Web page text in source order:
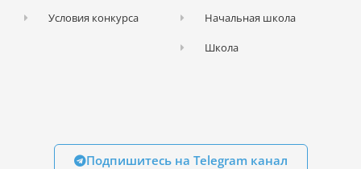
Условия конкурса Начальная школа
Школа
Подпишитесь на Telegram канал